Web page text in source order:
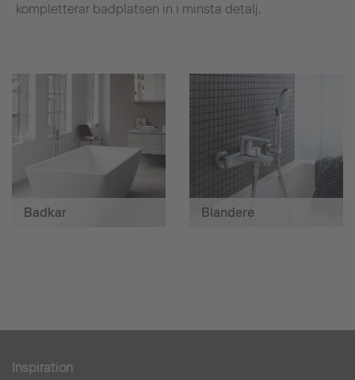
kompletterar badplatsen in i minsta detalj.
Badkar Blandere
Inspiration